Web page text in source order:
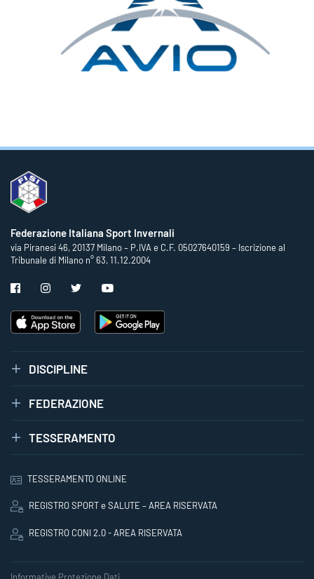
Federazione Italiana Sport Invernali
via Piranesi 46, 20137 Milano – P.IVA e C.F. 05027640159 – Iscrizione al
Tribunale di Milano n° 63, 11.12.2004
DISCIPLINE
FEDERAZIONE
TESSERAMENTO
TESSERAMENTO ONLINE
REGISTRO SPORT e SALUTE – AREA RISERVATA
REGISTRO CONI 2.0 - AREA RISERVATA
Informative Protezione Dati